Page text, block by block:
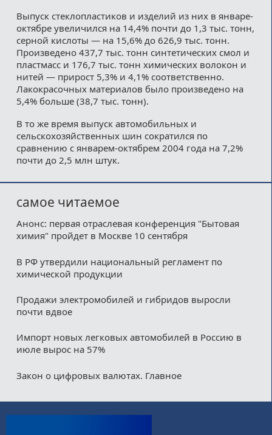
Выпуск стеклопластиков и изделий из них в январе-
октябре увеличился на 14,4% почти до 1,3 тыс. тонн,
серной кислоты — на 15,6% до 626,9 тыс. тонн.
Произведено 437,7 тыс. тонн синтетических смол и
пластмасс и 176,7 тыс. тонн химических волокон и
нитей — прирост 5,3% и 4,1% соответственно.
Лакокрасочных материалов было произведено на
5,4% больше (38,7 тыс. тонн).
В то же время выпуск автомобильных и
сельскохозяйственных шин сократился по
сравнению с январем-октябрем 2004 года на 7,2%
почти до 2,5 млн штук.
самое читаемое
Анонс: первая отраслевая конференция "Бытовая
химия" пройдет в Москве 10 сентября
В РФ утвердили национальный регламент по
химической продукции
Продажи электромобилей и гибридов выросли
почти вдвое
Импорт новых легковых автомобилей в Россию в
июле вырос на 57%
Закон о цифровых валютах. Главное